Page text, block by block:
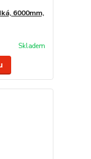
6000mm,
Skladem